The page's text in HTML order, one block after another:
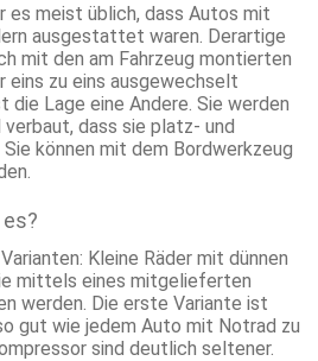
es meist üblich, dass Autos mit
ausgestattet waren. Derartige
mit den am Fahrzeug montierten
eins zu eins ausgewechselt
die Lage eine Andere. Sie werden
verbaut, dass sie platz- und
können mit dem Bordwerkzeug
Kleine Räder mit dünnen
mittels eines mitgelieferten
werden. Die erste Variante ist
gut wie jedem Auto mit Notrad zu
sind deutlich seltener.